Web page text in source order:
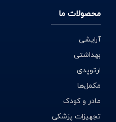
محصولات ما
آرایشی
بهداشتی
ارتوپدی
مکمل‌ها
مادر و کودک
تجهیزات پزشکی